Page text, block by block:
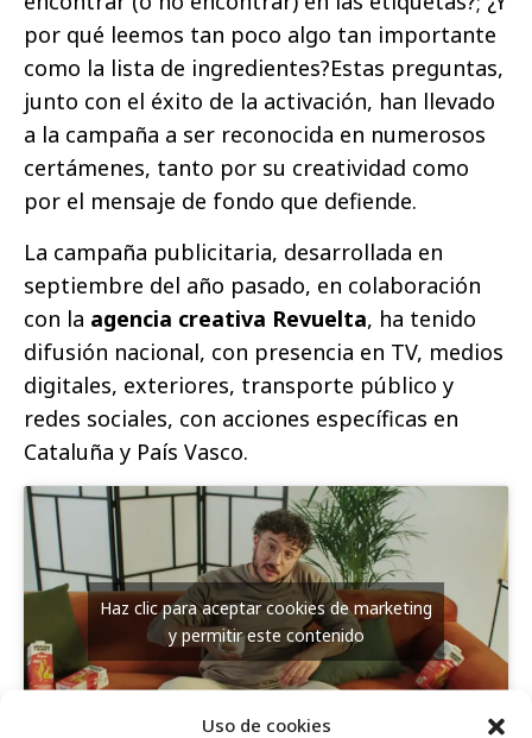
Uso de cookies
por qué leemos tan poco algo tan importante
como la lista de ingredientes?Estas preguntas,
junto con el éxito de la activación, han llevado
a la campaña a ser reconocida en numerosos
certámenes, tanto por su creatividad como
por el mensaje de fondo que defiende.
La campaña publicitaria, desarrollada en
septiembre del año pasado, en colaboración
con la agencia creativa Revuelta, ha tenido
difusión nacional, con presencia en TV, medios
digitales, exteriores, transporte público y
redes sociales, con acciones específicas en
Cataluña y País Vasco.
Haz clic para aceptar cookies de marketing
y permitir este contenido